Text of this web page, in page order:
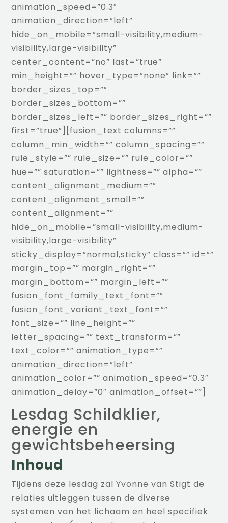
animation_speed=”0.3″
animation_direction=”left”
hide_on_mobile=”small-visibility,medium-
visibility,large-visibility”
center_content=”no” last=”true”
min_height=”” hover_type=”none” link=””
border_sizes_top=””
border_sizes_bottom=””
border_sizes_left=”” border_sizes_right=””
first=”true”][fusion_text columns=””
column_min_width=”” column_spacing=””
rule_style=”” rule_size=”” rule_color=””
hue=”” saturation=”” lightness=”” alpha=””
content_alignment_medium=””
content_alignment_small=””
content_alignment=””
hide_on_mobile=”small-visibility,medium-
visibility,large-visibility”
sticky_display=”normal,sticky” class=”” id=””
margin_top=”” margin_right=””
margin_bottom=”” margin_left=””
fusion_font_family_text_font=””
fusion_font_variant_text_font=””
font_size=”” line_height=””
letter_spacing=”” text_transform=””
text_color=”” animation_type=””
animation_direction=”left”
animation_color=”” animation_speed=”0.3″
animation_delay=”0″ animation_offset=””]
Lesdag Schildklier,
energie en
gewichtsbeheersing
Inhoud
Tijdens deze lesdag zal Yvonne van Stigt de
relaties uitleggen tussen de diverse
systemen van het lichaam en heel specifiek